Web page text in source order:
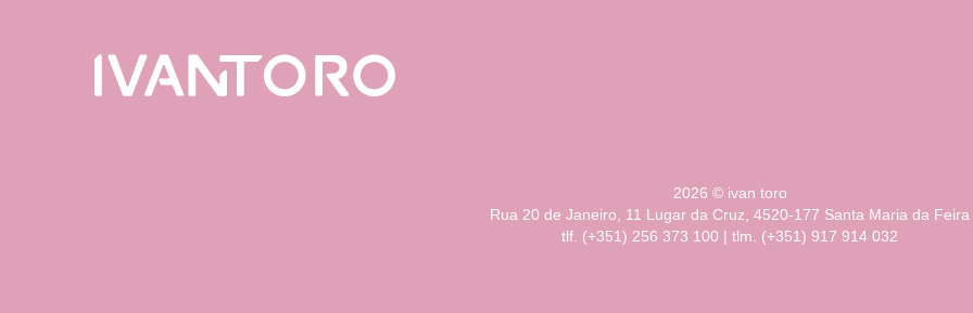
2026 © ivan toro
Rua 20 de Janeiro, 11 Lugar da Cruz, 4520-177 Santa Maria da Feira
tlf. (+351) 256 373 100 | tlm. (+351) 917 914 032